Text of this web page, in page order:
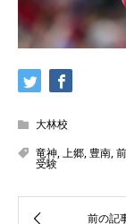
大林校
竜神,上郷, 豊南,
受験